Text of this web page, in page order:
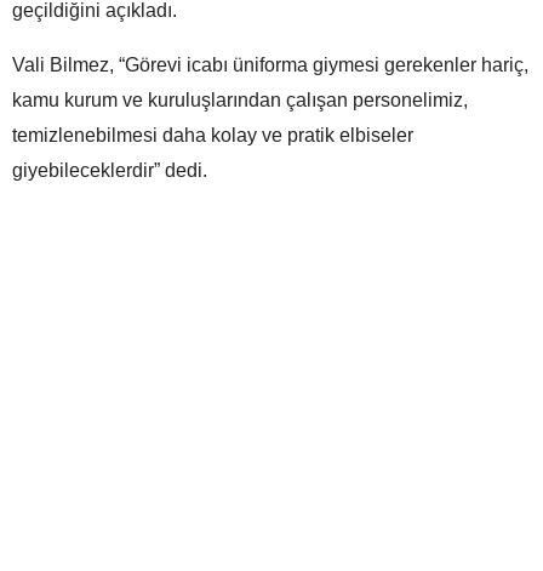
geçildiğini açıkladı.
Vali Bilmez, “Görevi icabı üniforma giymesi gerekenler hariç,
kamu kurum ve kuruluşlarından çalışan personelimiz,
temizlenebilmesi daha kolay ve pratik elbiseler
giyebileceklerdir” dedi.